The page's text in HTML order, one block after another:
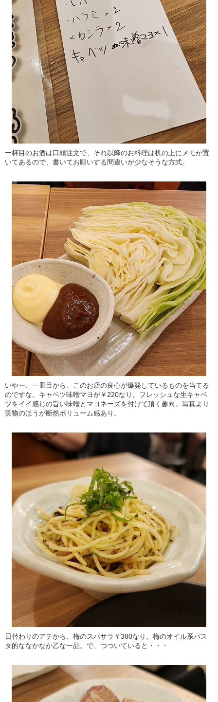
一杯目のお酒は口頭注文で、それ以降のお料理は机の上にメモが置
いてあるので、書いてお願いする間違いが少なそうな方式。
いやー、一皿目から、このお店の良心が爆発しているものを当てる
のですな。キャベツ味噌マヨが￥220なり。フレッシュな生キャベ
ツをイイ感じの旨い味噌とマヨネーズを付けて頂く趣向。写真より
実物のほうが断然ボリューム感あり。
日替わりのアテから、梅のスパサラ￥380なり。梅のオイル系パス
タ的ななかなか乙な一品。で、つついていると・・・